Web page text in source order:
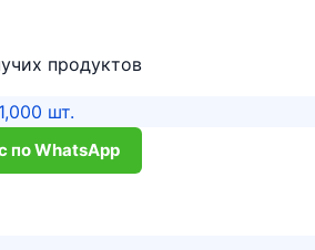
продуктов
шт.
по WhatsApp